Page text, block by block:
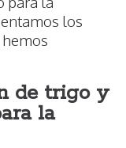
los
de trigo y
la